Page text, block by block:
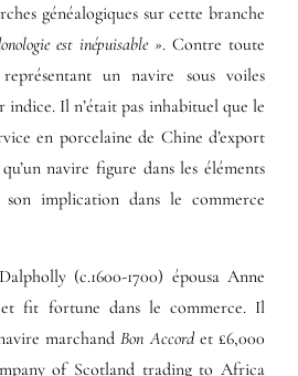
généalogiques sur cette branche
est inépuisable ». Contre toute
un navire sous voiles
Il n’était pas inhabituel que le
en porcelaine de Chine d’export
navire figure dans les éléments
son implication dans le commerce
(c.1600-1700) épousa Anne
fit fortune dans le commerce. Il
marchandBon Accord et £6,000
of Scotland trading to Africa